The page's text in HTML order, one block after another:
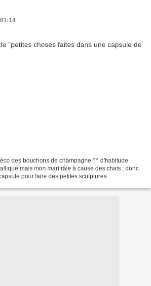
des bouchons de champagne ^^ d'habitude
mais mon mari râle à cause des chats ; donc
pour faire des petites sculptures